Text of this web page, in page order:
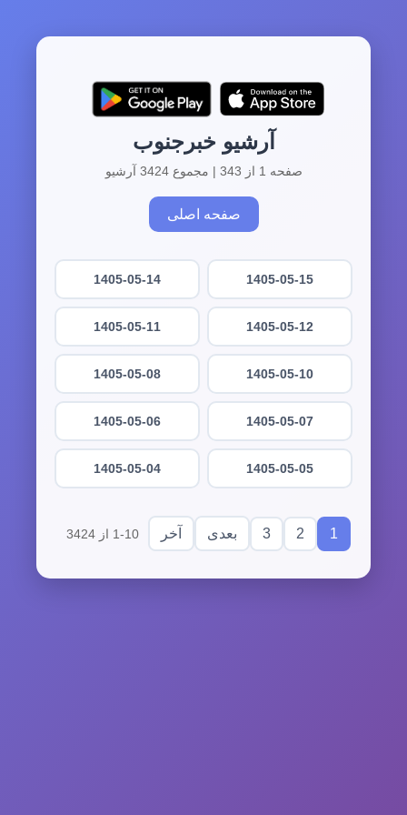
آرشیو خبرجنوب
صفحه 1 از 343 | مجموع 3424 آرشیو
صفحه اصلی
1405-05-15
1405-05-14
1405-05-12
1405-05-11
1405-05-10
1405-05-08
1405-05-07
1405-05-06
1405-05-05
1405-05-04
1
2
3 بعدی آخر 1-10 از 3424